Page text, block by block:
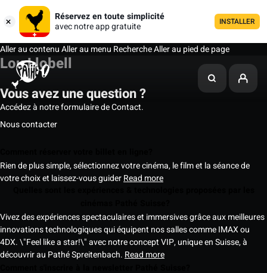
Réservez en toute simplicité
avec notre app gratuite
INSTALLER
Aller au contenuAller au menu RechercheAller au pied de page
Lou Llobell
Vous avez une question ?
Accédez à notre formulaire de Contact.
Nous contacter
Rien de plus simple, sélectionnez votre cinéma, le film et la séance de
votre choix et laissez-vous guiderRead more
Vivez des expériences spectaculaires et immersives grâce aux meilleures
innovations technologiques qui équipent nos salles comme IMAX ou
4DX. \"Feel like a star!\" avec notre concept VIP, unique en Suisse, à
découvrir au Pathé Spreitenbach. Read more